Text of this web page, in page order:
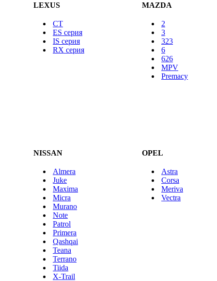
LEXUS MAZDA
CT
ES серия
IS серия
RX серия
2
3
323
6
626
MPV
Premacy
NISSAN OPEL
Almera
Juke
Maxima
Micra
Murano
Note
Patrol
Primera
Qashqai
Teana
Terrano
Tiida
X-Trail
Astra
Corsa
Meriva
Vectra